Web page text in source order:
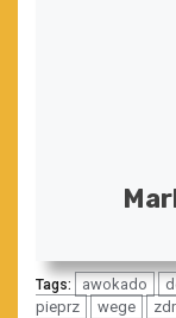
Tags: awokado
pieprz
wege